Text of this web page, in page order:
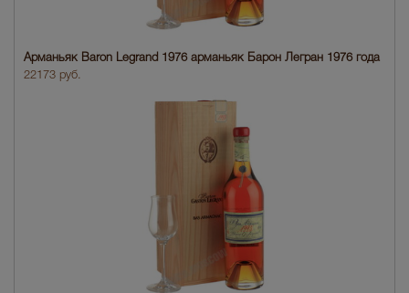
Арманьяк Baron Legrand 1976 арманьяк Барон Легран 1976 года
22173 руб.